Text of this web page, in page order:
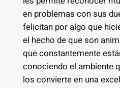
en problemas con sus
felicitan por algo que
el hecho de que son
que constantemente
conociendo el ambiente
los convierte en una